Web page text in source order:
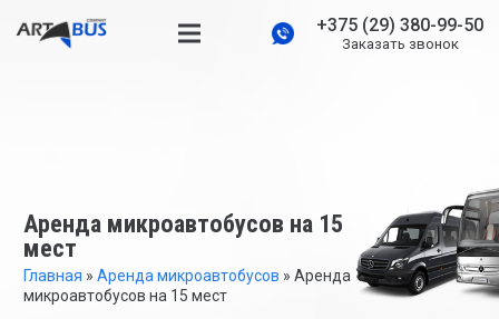
+375 (29) 380-99-50
Заказать звонок
Аренда микроавтобусов на 15
мест
Главная » Аренда микроавтобусов » Аренда
микроавтобусов на 15 мест